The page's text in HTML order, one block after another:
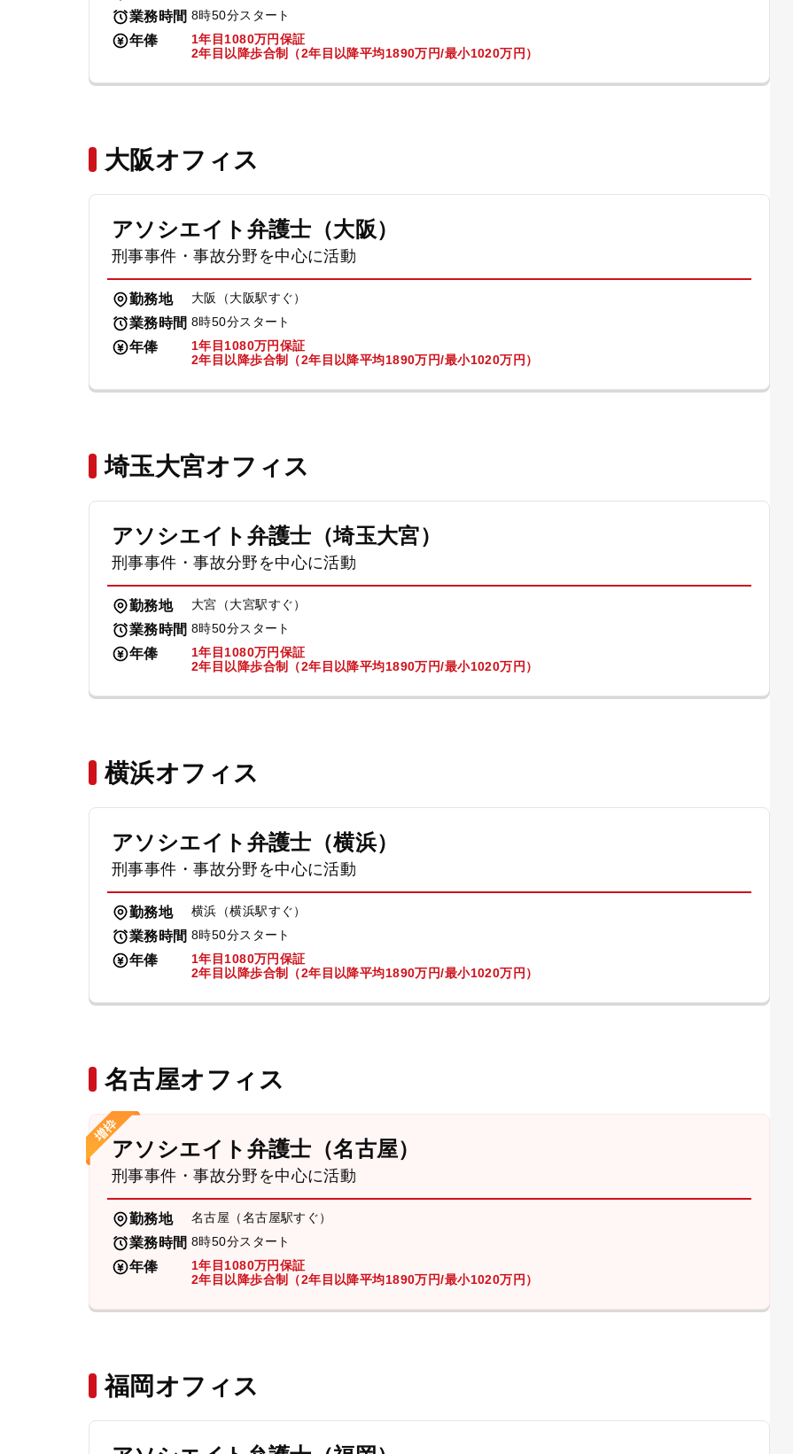
業務時間 8時50分スタート
年俸
1年目1080万円保証
2年目以降歩合制（2年目以降平均1890万円/最小1020万円）
大阪オフィス
アソシエイト弁護士（大阪）
刑事事件・事故分野を中心に活動
勤務地 大阪（大阪駅すぐ）
業務時間 8時50分スタート
年俸
1年目1080万円保証
2年目以降歩合制（2年目以降平均1890万円/最小1020万円）
埼玉大宮オフィス
アソシエイト弁護士（埼玉大宮）
刑事事件・事故分野を中心に活動
勤務地 大宮（大宮駅すぐ）
業務時間 8時50分スタート
年俸
1年目1080万円保証
2年目以降歩合制（2年目以降平均1890万円/最小1020万円）
横浜オフィス
アソシエイト弁護士（横浜）
刑事事件・事故分野を中心に活動
勤務地 横浜（横浜駅すぐ）
業務時間 8時50分スタート
年俸
1年目1080万円保証
2年目以降歩合制（2年目以降平均1890万円/最小1020万円）
名古屋オフィス
アソシエイト弁護士（名古屋）
刑事事件・事故分野を中心に活動
勤務地 名古屋（名古屋駅すぐ）
業務時間 8時50分スタート
年俸
1年目1080万円保証
2年目以降歩合制（2年目以降平均1890万円/最小1020万円）
福岡オフィス